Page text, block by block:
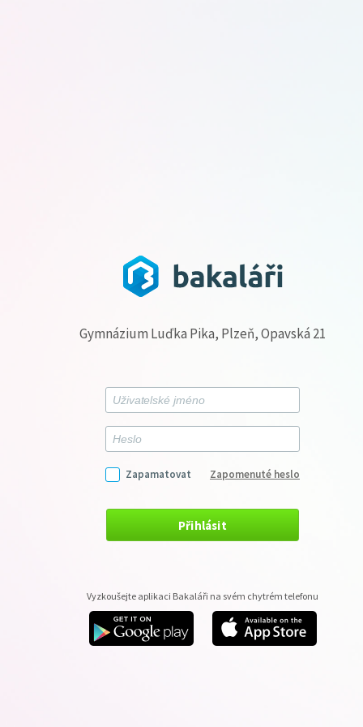
Gymnázium Luďka Pika, Plzeň, Opavská 21
Zapamatovat Zapomenuté heslo
Přihlásit
Vyzkoušejte aplikaci Bakaláři na svém chytrém telefonu